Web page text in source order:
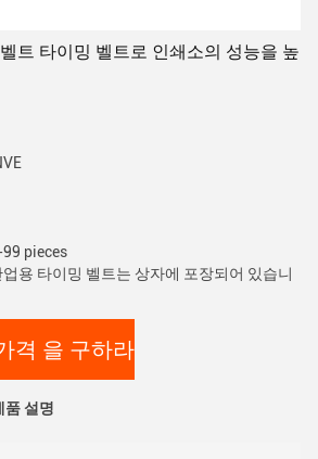
트 타이밍 벨트로 인쇄소의 성능을 높
pieces
용 타이밍 벨트는 상자에 포장되어 있습니
격 을 구하라
품 설명